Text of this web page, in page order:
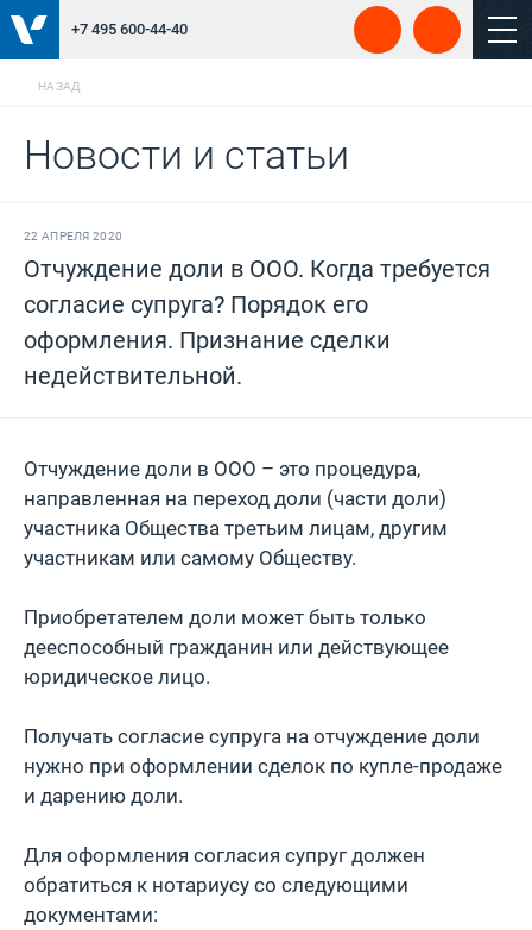
+7 495 600-44-40
НАЗАД
Новости и статьи
22 АПРЕЛЯ 2020
Отчуждение доли в ООО. Когда требуется
согласие супруга? Порядок его
оформления. Признание сделки
недействительной.
Отчуждение доли в ООО – это процедура,
направленная на переход доли (части доли)
участника Общества третьим лицам, другим
участникам или самому Обществу.
Приобретателем доли может быть только
дееспособный гражданин или действующее
юридическое лицо.
Получать согласие супруга на отчуждение доли
нужно при оформлении сделок по купле-продаже
и дарению доли.
Для оформления согласия супруг должен
обратиться к нотариусу со следующими
документами: